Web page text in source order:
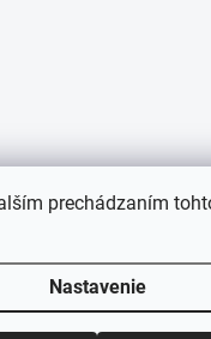
prechádzaním
Nastavenie